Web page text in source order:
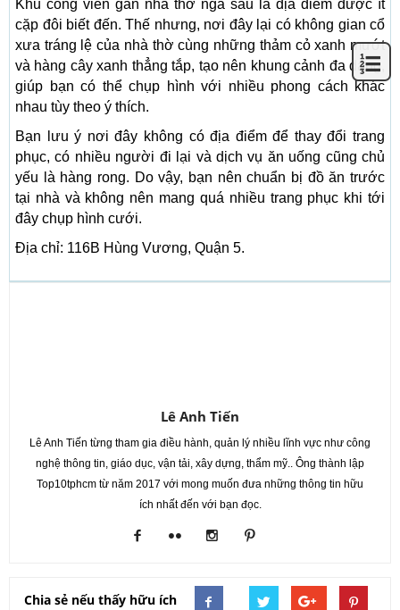
Khu công viên gần nhà thờ ngã sáu là địa điểm được ít
cặp đôi biết đến. Thế nhưng, nơi đây lại có không gian cổ
xưa tráng lệ của nhà thờ cùng những thảm cỏ xanh mướt
và hàng cây xanh thẳng tắp, tạo nên khung cảnh đa dạng,
giúp bạn có thể chụp hình với nhiều phong cách khác
nhau tùy theo ý thích.
Bạn lưu ý nơi đây không có địa điểm để thay đổi trang
phục, có nhiều người đi lại và dịch vụ ăn uống cũng chủ
yếu là hàng rong. Do vậy, bạn nên chuẩn bị đồ ăn trước
tại nhà và không nên mang quá nhiều trang phục khi tới
đây chụp hình cưới.
Địa chỉ: 116B Hùng Vương, Quận 5.
Lê Anh Tiến
Lê Anh Tiến từng tham gia điều hành, quản lý nhiều lĩnh vực như công
nghệ thông tin, giáo dục, vận tải, xây dựng, thẩm mỹ.. Ông thành lập
Top10tphcm từ năm 2017 với mong muốn đưa những thông tin hữu
ích nhất đến với bạn đọc.
Chia sẻ nếu thấy hữu ích